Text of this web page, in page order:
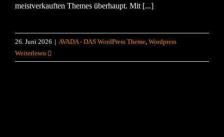
meistverkauften Themes überhaupt. Mit [...]
26. Juni 2026 | AVADA - DAS WordPress Theme, Wordpress
Weiterlesen